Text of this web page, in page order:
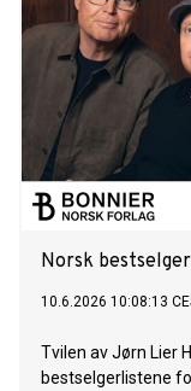
Norsk
10.6.2026 10:08:13
Tvilen av Jørn Lier
bestselgerlistene